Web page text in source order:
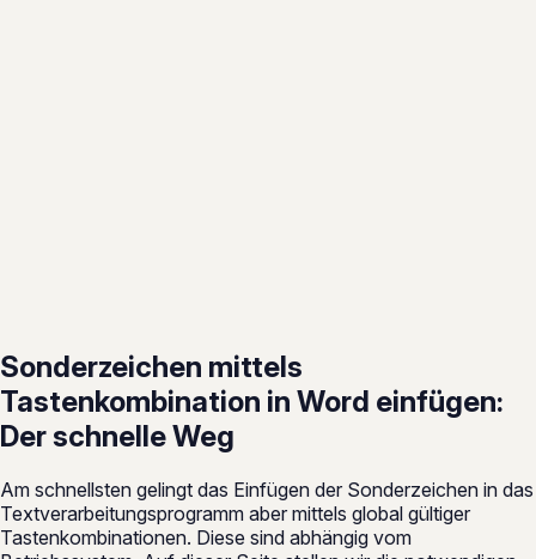
Sonderzeichen mittels
Tastenkombination in Word einfügen:
Der schnelle Weg
Am schnellsten gelingt das Einfügen der Sonderzeichen in das
Textverarbeitungsprogramm aber mittels global gültiger
Tastenkombinationen. Diese sind abhängig vom